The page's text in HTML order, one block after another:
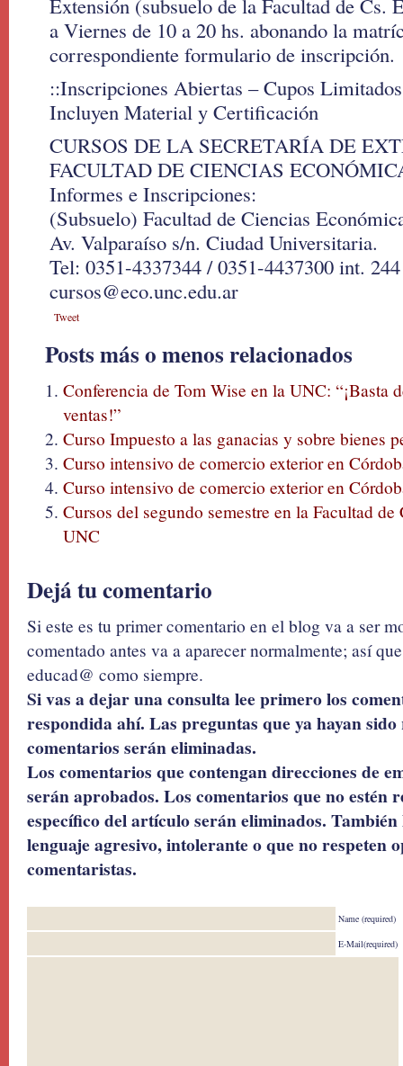
Extensión (subsuelo de la Facultad de Cs.
a Viernes de 10 a 20 hs. abonando la
correspondiente formulario de inscripción.
::Inscripciones Abiertas – Cupos
Incluyen Material y Certificación
CURSOS DE LA SECRETARÍA DE
FACULTAD DE CIENCIAS
Informes e Inscripciones:
(Subsuelo) Facultad de Ciencias
Av. Valparaíso s/n. Ciudad Universitaria.
Tel: 0351-4337344 / 0351-4437300 int. 244
cursos@eco.unc.edu.ar
Tweet
Posts más o menos relacionados
Conferencia de Tom Wise en la UNC: “¡Basta
ventas!”
Curso Impuesto a las ganacias y sobre bienes
Curso intensivo de comercio exterior en
Curso intensivo de comercio exterior en
Cursos del segundo semestre en la Facultad
UNC
Dejá tu comentario
Si este es tu primer comentario en el blog va a ser
comentado antes va a aparecer normalmente; así
educad@ como siempre.
Si vas a dejar una consulta lee primero los
respondida ahí. Las preguntas que ya hayan
comentarios serán eliminadas.
Los comentarios que contengan direcciones de
serán aprobados. Los comentarios que no estén
específico del artículo serán eliminados.
lenguaje agresivo, intolerante o que no respeten
comentaristas.
Name (required)
E-Mail(required)